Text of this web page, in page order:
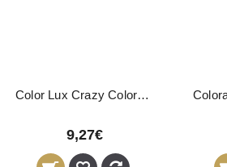
Color Lux Crazy Coloração Directa Violeta 150ml
9,27€